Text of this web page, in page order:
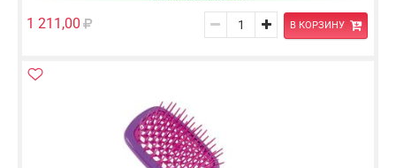
1 211,00 В КОРЗИНУ